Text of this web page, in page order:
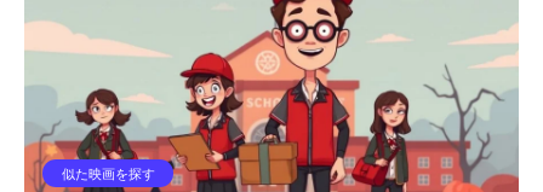
似た映画を探す